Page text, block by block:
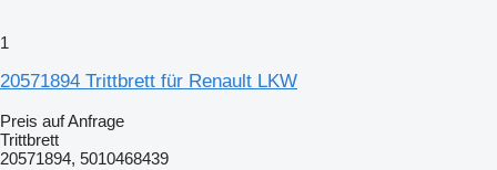
1
20571894 Trittbrett für Renault LKW
Preis auf Anfrage
Trittbrett
20571894, 5010468439